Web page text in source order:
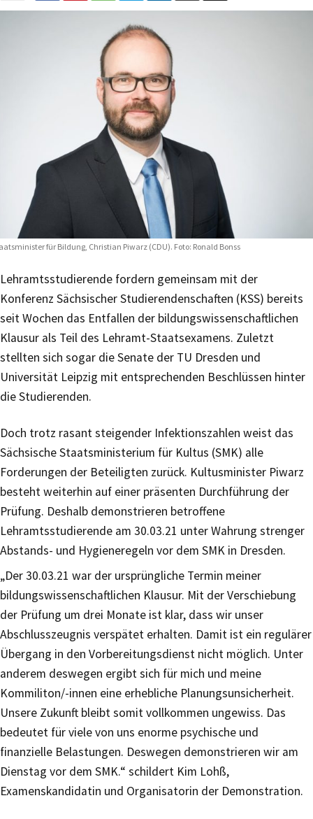
für Bildung, Christian Piwarz (CDU). Foto: Ronald Bonss
Lehramtsstudierende fordern gemeinsam mit der
Konferenz Sächsischer Studierendenschaften (KSS) bereits
seit Wochen das Entfallen der bildungswissenschaftlichen
Klausur als Teil des Lehramt-Staatsexamens. Zuletzt
stellten sich sogar die Senate der TU Dresden und
Universität Leipzig mit entsprechenden Beschlüssen hinter
die Studierenden.
Doch trotz rasant steigender Infektionszahlen weist das
Sächsische Staatsministerium für Kultus (SMK) alle
Forderungen der Beteiligten zurück. Kultusminister Piwarz
besteht weiterhin auf einer präsenten Durchführung der
Prüfung. Deshalb demonstrieren betroffene
Lehramtsstudierende am 30.03.21 unter Wahrung strenger
Abstands- und Hygieneregeln vor dem SMK in Dresden.
„Der 30.03.21 war der ursprüngliche Termin meiner
bildungswissenschaftlichen Klausur. Mit der Verschiebung
der Prüfung um drei Monate ist klar, dass wir unser
Abschlusszeugnis verspätet erhalten. Damit ist ein regulärer
Übergang in den Vorbereitungsdienst nicht möglich. Unter
anderem deswegen ergibt sich für mich und meine
Kommiliton/-innen eine erhebliche Planungsunsicherheit.
Unsere Zukunft bleibt somit vollkommen ungewiss. Das
bedeutet für viele von uns enorme psychische und
finanzielle Belastungen. Deswegen demonstrieren wir am
Dienstag vor dem SMK.“ schildert Kim Lohß,
Examenskandidatin und Organisatorin der Demonstration.